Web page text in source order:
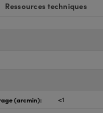
Ressources techniques
(arcmin): <1